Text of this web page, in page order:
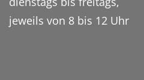
jeweils von 8 bis 12 Uhr